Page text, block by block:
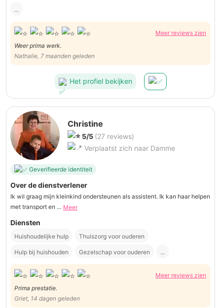
...
Meer reviews zien
Weer prima werk.
Nathalie, 7 maanden geleden
Het profiel bekijken
Christine
5/5 (27 reviews)
Verplaatst zich naar Damme
Geverifieerde identiteit
Over de dienstverlener
Ik wil graag mijn kleinkind ondersteunen als assistent. Ik kan haar helpen
met transport en ... Meer
Diensten
Huishoudelijke hulp Thuiszorg voor ouderen
Hulp bij huishouden Gezelschap voor ouderen ...
Meer reviews zien
Prima prestatie.
Griet, 14 dagen geleden